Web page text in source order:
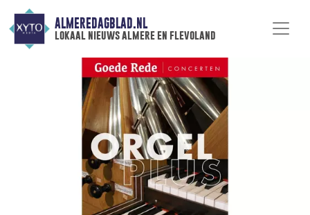
ALMEREDAGBLAD.NL
lokaal nieuws almere en flevoland